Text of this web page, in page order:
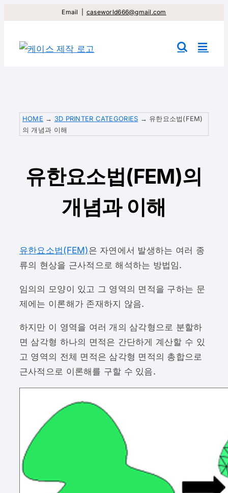
Email caseworld666@gmail.com
HOME → 3D PRINTER CATEGORIES → 유한요소법(FEM)
의 개념과 이해
유한요소법(FEM)의
개념과 이해
유한요소법(FEM)은 자연에서 발생하는 여러 종
류의 현상을 근사적으로 해석하는 방법임.
임의의 모양이 있고 그 영역의 면적을 구하는 문
제에는 이론해가 존재하지 않음.
하지만 이 영역을 여러 개의 삼각형으로 분할하
면 삼각형 하나의 면적은 간단하게 계산할 수 있
고 영역의 전체 면적은 삼각형 면적의 총합으로
근사적으로 이론해를 구할 수 있음.